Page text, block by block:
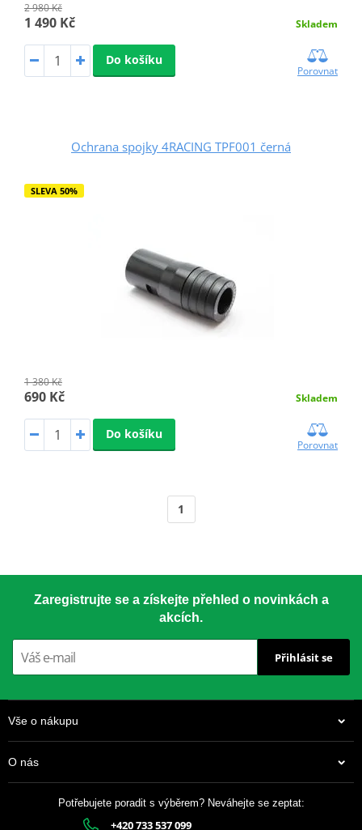
2 980 Kč
1 490 Kč Skladem
Do košíku
Porovnat
Ochrana spojky 4RACING TPF001 černá
SLEVA 50%
1 380 Kč
690 Kč Skladem
Do košíku
Porovnat
1
Zaregistrujte se a získejte přehled o novinkách a
akcích.
Přihlásit se
Vše o nákupu
O nás
Potřebujete poradit s výběrem? Neváhejte se zeptat:
+420 733 537 099